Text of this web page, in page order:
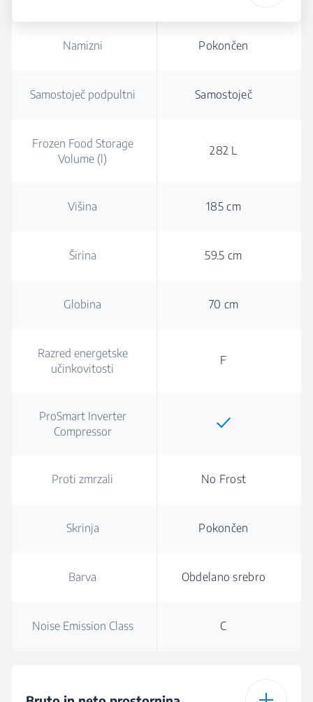
Namizni Pokončen
Samostoječ podpultni Samostoječ
Frozen Food Storage
Volume (l)
282 L
Višina 185 cm
Širina 59.5 cm
Globina 70 cm
Razred energetske
učinkovitosti
F
ProSmart Inverter
Compressor
Proti zmrzali No Frost
Skrinja Pokončen
Barva Obdelano srebro
Noise Emission Class C